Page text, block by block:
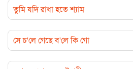
তুমি যদি রাধা হতে শ্যাম
সে চ'লে গেছে ব'লে কি গো